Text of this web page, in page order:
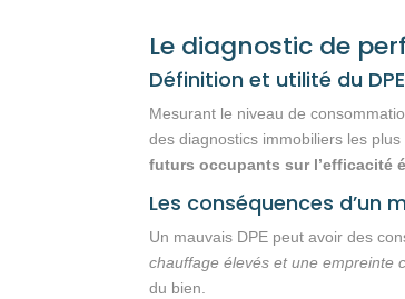
Le diagnostic de
Définition et utilité du DPE
Mesurant le niveau de
des diagnostics immobiliers les
futurs occupants sur l’efficacité
Les conséquences d’un
Un mauvais DPE peut avoir des
chauffage élevés et une empreinte
du bien.